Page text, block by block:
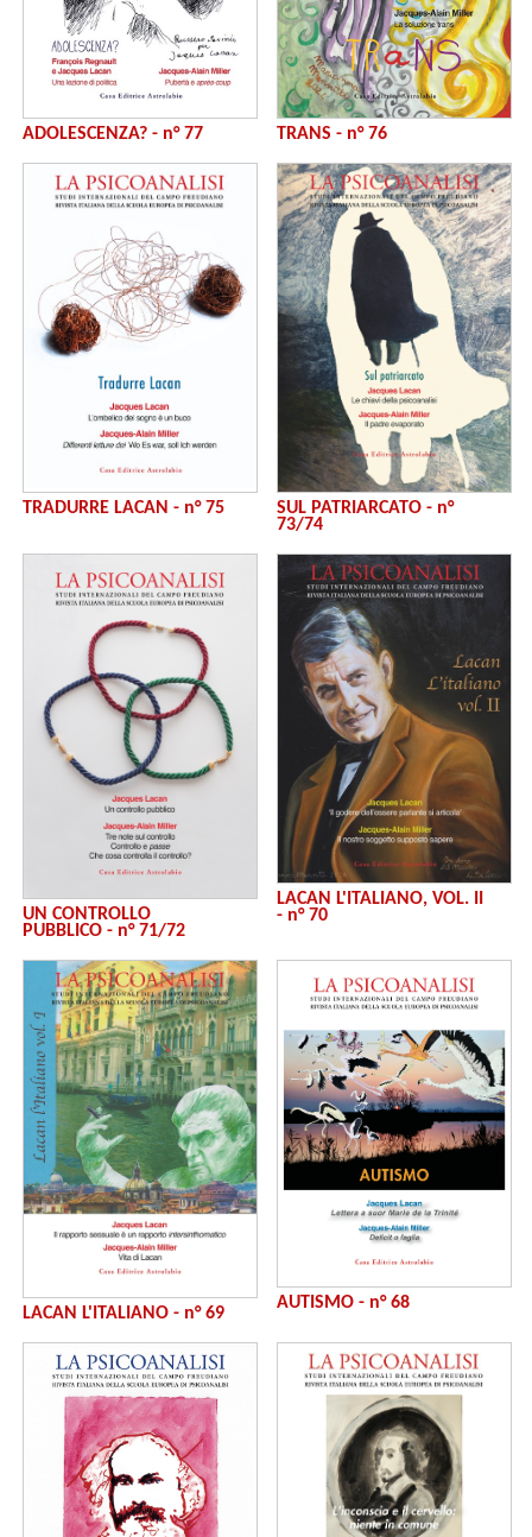
ADOLESCENZA? - n° 77 TRANS - n° 76
TRADURRE LACAN - n° 75
SUL PATRIARCATO - n°
73/74
UN CONTROLLO
PUBBLICO - n° 71/72
LACAN L'ITALIANO, VOL. II
- n° 70
LACAN L'ITALIANO - n° 69
AUTISMO - n° 68